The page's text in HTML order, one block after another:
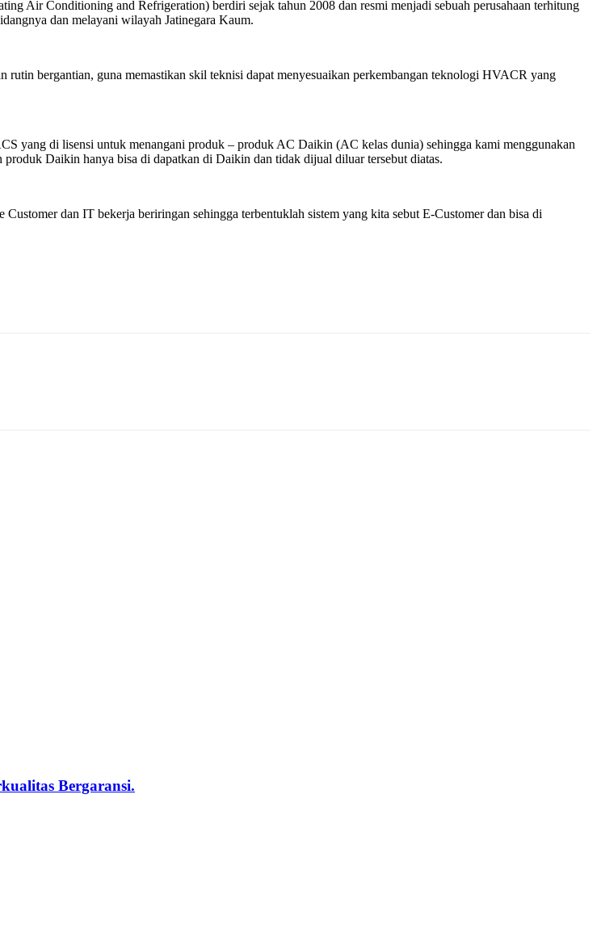
Air Conditioning and Refrigeration) berdiri sejak tahun 2008 dan resmi menjadi sebuah perusahaan terhitung
dan melayani wilayah Jatinegara Kaum.
bergantian, guna memastikan skil teknisi dapat menyesuaikan perkembangan teknologi HVACR yang
yang di lisensi untuk menangani produk – produk AC Daikin (AC kelas dunia) sehingga kami menggunakan
Daikin hanya bisa di dapatkan di Daikin dan tidak dijual diluar tersebut diatas.
dan IT bekerja beriringan sehingga terbentuklah sistem yang kita sebut E-Customer dan bisa di
Bergaransi.